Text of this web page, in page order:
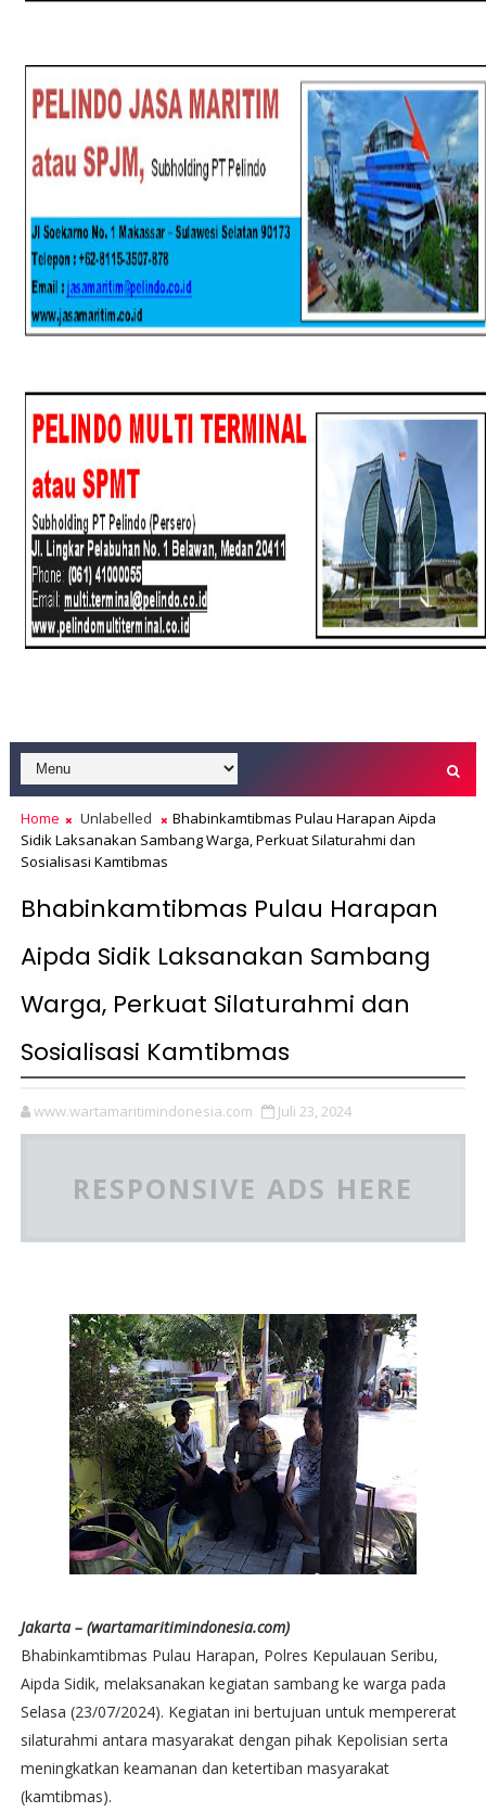
Home Unlabelled
Bhabinkamtibmas Pulau Harapan Aipda
Sidik Laksanakan Sambang Warga, Perkuat Silaturahmi dan
Sosialisasi Kamtibmas
Bhabinkamtibmas Pulau Harapan
Aipda Sidik Laksanakan Sambang
Warga, Perkuat Silaturahmi dan
Sosialisasi Kamtibmas
www.wartamaritimindonesia.com Juli 23, 2024
RESPONSIVE ADS HERE
Jakarta – (wartamaritimindonesia.com)
Bhabinkamtibmas Pulau Harapan, Polres Kepulauan Seribu,
Aipda Sidik, melaksanakan kegiatan sambang ke warga pada
Selasa (23/07/2024). Kegiatan ini bertujuan untuk mempererat
silaturahmi antara masyarakat dengan pihak Kepolisian serta
meningkatkan keamanan dan ketertiban masyarakat
(kamtibmas).